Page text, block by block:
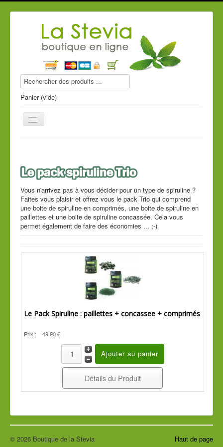
Panier (vide)
Produits stevia
Compléments alimentaires
Produits de beauté
Cde tél
Vous n'arrivez pas à vous décider pour un type de spiruline ?
Faites vous plaisir et offrez vous le pack Trio qui comprend
une boite de spiruline en comprimés, une boite de spiruline en
paillettes et une boite de spiruline concassée. Cela vous
permet également de faire des économies ... ;-)
Le Pack Spiruline : paillettes + concassee + comprimés
Prix : 49,90 €
Détails du Produit
Haut de page
© 2026 Boutique de la Stevia